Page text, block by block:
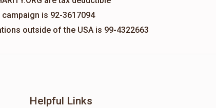
is 92-3617094
outside of the USA is 99-4322663
Helpful Links